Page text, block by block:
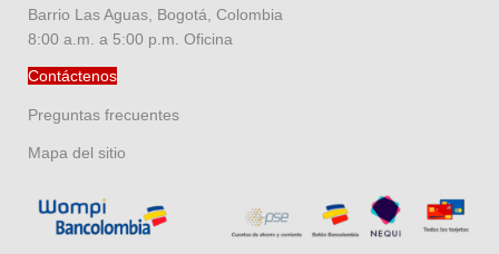
Barrio Las Aguas, Bogotá, Colombia
8:00 a.m. a 5:00 p.m. Oficina
Contáctenos
Preguntas frecuentes
Mapa del sitio